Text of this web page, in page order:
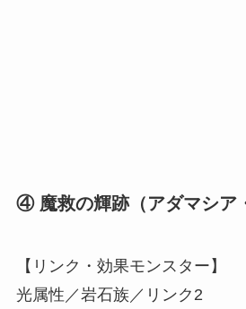
④ 魔救の輝跡（アダマシア
【リンク・効果モンスター】
光属性／岩石族／リンク2